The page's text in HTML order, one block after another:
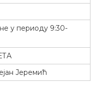
у периоду 9:30-
Јеремић